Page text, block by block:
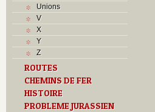
Unions
V
X
Y
Z
ROUTES
CHEMINS DE FER
HISTOIRE
PROBLEME JURASSIEN